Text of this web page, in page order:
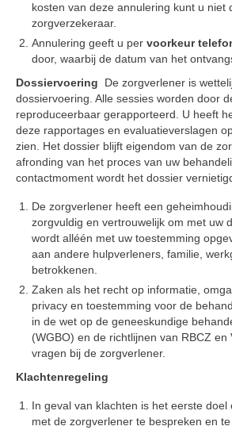
kosten van deze annulering kunt u niet
zorgverzekeraar.
Annulering geeft u per voorkeur
door, waarbij de datum van het
Dossiervoering
De zorgverlener is
dossiervoering. Alle sessies worden door
reproduceerbaar gerapporteerd. U heeft
deze rapportages en evaluatieverslagen
zien. Het dossier blijft eigendom van de
afronding van het proces van uw
contactmoment wordt het dossier
De zorgverlener heeft een
zorgvuldig en vertrouwelijk om met uw
wordt alléén met uw toestemming
aan andere hulpverleners, familie,
betrokkenen.
Zaken als het recht op informatie,
privacy en toestemming voor de
in de wet op de geneeskundige
(WGBO) en de richtlijnen van RBCZ en
vragen bij de zorgverlener.
Klachtenregeling
In geval van klachten is het eerste
met de zorgverlener te bespreken en